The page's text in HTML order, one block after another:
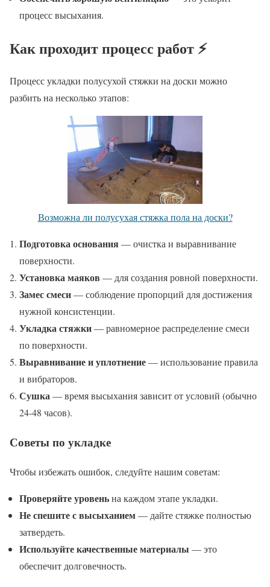
процесс высыхания.
Как проходит процесс работ ⚡
Процесс укладки полусухой стяжки на доски можно
разбить на несколько этапов:
Возможна ли полусухая стяжка пола на доски?
Подготовка основания— очистка и выравнивание
поверхности.
Установка маяков — для создания ровной поверхности.
Замес смеси— соблюдение пропорций для достижения
нужной консистенции.
Укладка стяжки— равномерное распределение смеси
по поверхности.
Выравнивание и уплотнение— использование правила
и вибраторов.
Сушка— время высыхания зависит от условий (обычно
24-48 часов).
Советы по укладке
Чтобы избежать ошибок, следуйте нашим советам:
Проверяйте уровеньна каждом этапе укладки.
Не спешите с высыханием— дайте стяжке полностью
затвердеть.
Используйте качественные материалы — это
обеспечит долговечность.